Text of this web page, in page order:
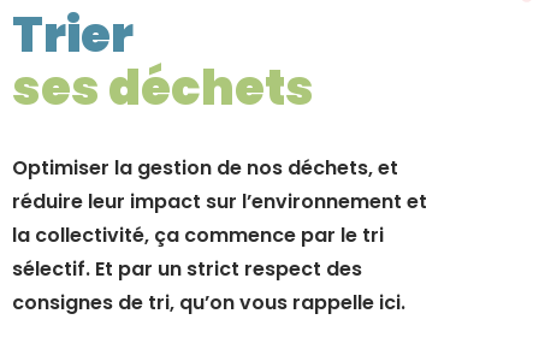
Trier
ses déchets
Optimiser la gestion de nos déchets, et
réduire leur impact sur l’environnement et
la collectivité, ça commence par le tri
sélectif. Et par un strict respect des
consignes de tri, qu’on vous rappelle ici.